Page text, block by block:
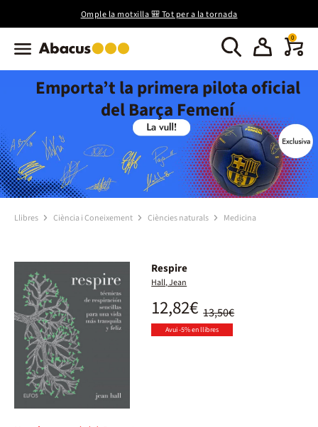
Omple la motxilla 🎒 Tot per a la tornada
0
Emporta’t la primera pilota oficial
del Barça Femení
Llibres Ciència i Coneixement Ciències naturals Medicina
Respire
Hall, Jean
13,50€
12,82€
Avui -5% en llibres